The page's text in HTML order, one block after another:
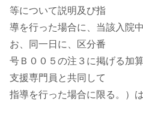
等について説明及び指
導を行った場合に、当該入院
お、同一日に、区分番
号Ｂ００５の注３に掲げる加
支援専門員と共同して
指導を行った場合に限る。）